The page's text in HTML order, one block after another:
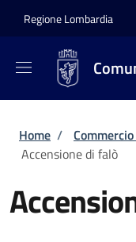
Regione Lombardia
Briciole di
Home /
Accensione di falò